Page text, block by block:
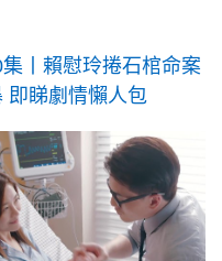
丨賴慰玲捲石棺命案
即睇劇情懶人包